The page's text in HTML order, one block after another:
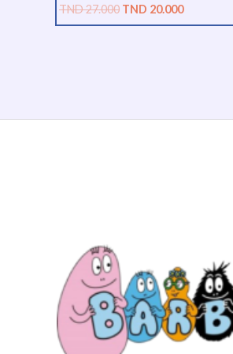
TND27.000 TND 20.000